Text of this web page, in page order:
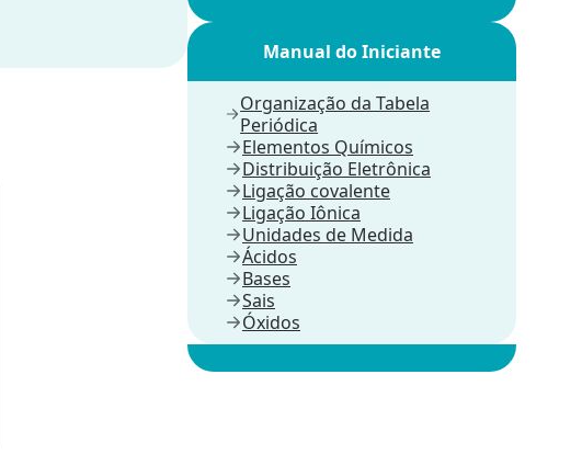
Manual do Iniciante
Organização da Tabela
Periódica
Elementos Químicos
Distribuição Eletrônica
Ligação covalente
Ligação Iônica
Unidades de Medida
Ácidos
Bases
Sais
Óxidos